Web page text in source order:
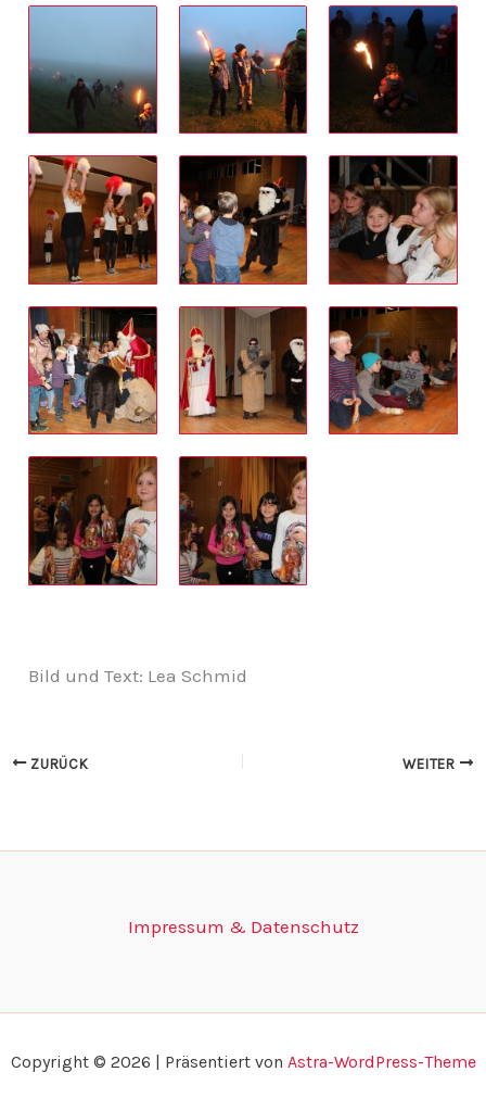
Bild und Text: Lea Schmid
ZURÜCK WEITER
Impressum & Datenschutz
Copyright © 2026 | Präsentiert von Astra-WordPress-Theme